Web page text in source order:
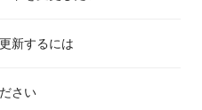
新するには
さい